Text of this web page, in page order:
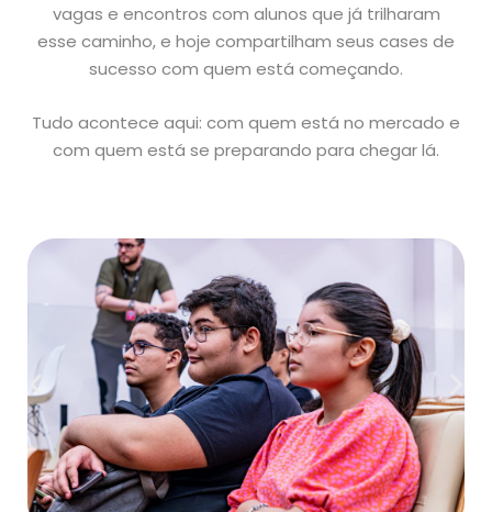
vagas e encontros com alunos que já trilharam
esse caminho, e hoje compartilham seus cases de
sucesso com quem está começando.
Tudo acontece aqui: com quem está no mercado e
com quem está se preparando para chegar lá.